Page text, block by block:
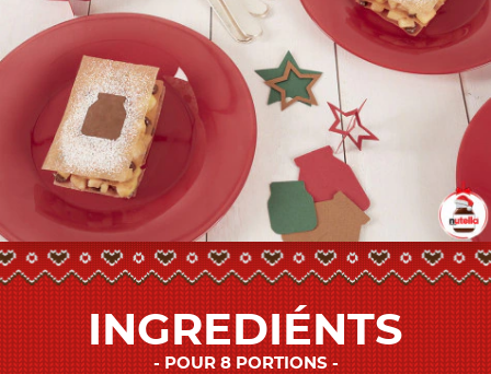
INGREDIÉNTS
POUR 8 PORTIONS